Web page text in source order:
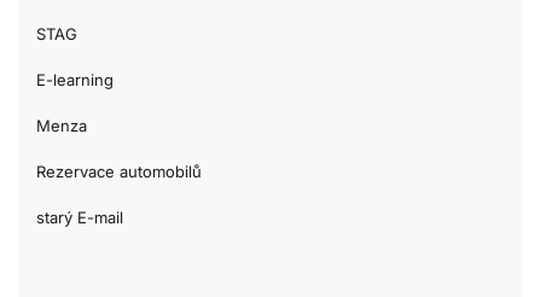
STAG
E-learning
Menza
Rezervace automobilů
starý E-mail